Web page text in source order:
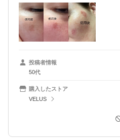
投稿者情報
50代
購入したストア
VELUS